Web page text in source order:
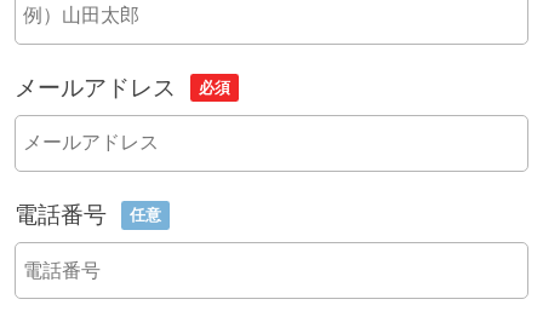
メールアドレス 必須
電話番号 任意